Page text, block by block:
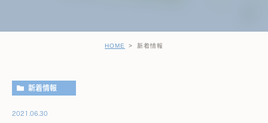
HOME 新着情報
新着情報
2021.06.30